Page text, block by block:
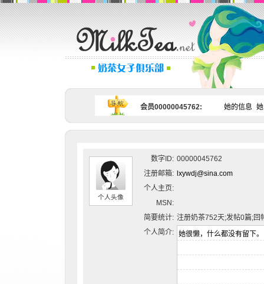
会员00000045762: 她的信息
个人头像
数字ID: 00000045762
注册邮箱: lxywdj@sina.com
个人主页:
MSN:
简要统计: 注册奶茶752天;发帖0篇;回
个人简介: